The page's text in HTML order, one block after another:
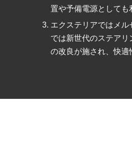
置や予備電源としても
エクステリアではメ
では新世代のステア
の改良が施され、快適